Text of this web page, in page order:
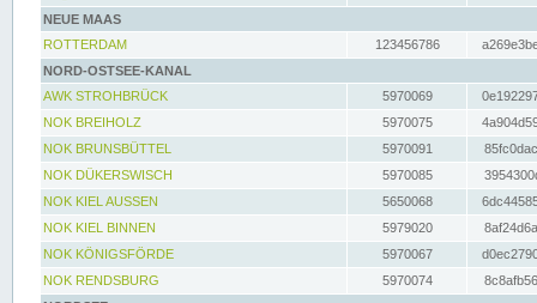
NEUE MAAS
ROTTERDAM
123456786
NORD-OSTSEE-KANAL
AWK STROHBRÜCK
5970069
NOK BREIHOLZ
5970075
NOK BRUNSBÜTTEL
5970091
NOK DÜKERSWISCH
5970085
NOK KIEL AUSSEN
5650068
NOK KIEL BINNEN
5979020
NOK KÖNIGSFÖRDE
5970067
NOK RENDSBURG
5970074